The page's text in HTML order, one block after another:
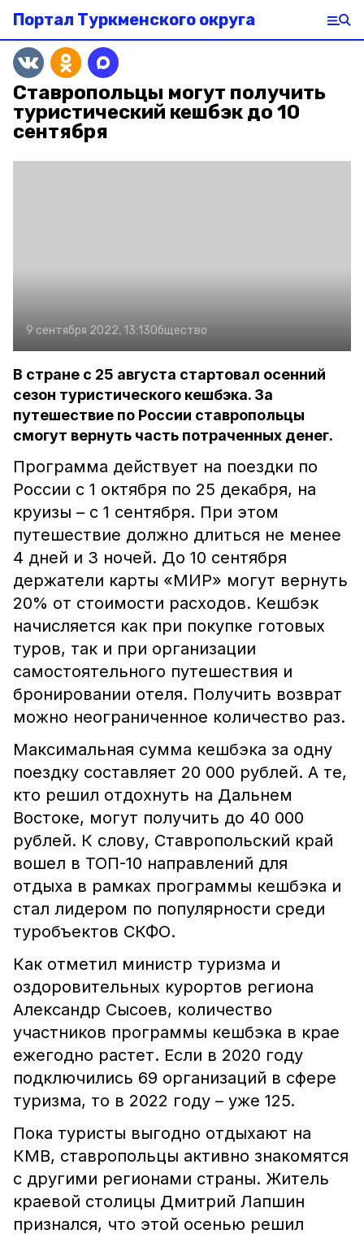
Портал Туркменского округа
Ставропольцы могут получить
туристический кешбэк до 10
сентября
9 сентября 2022, 13:13Общество
В стране с 25 августа стартовал осенний
сезон туристического кешбэка. За
путешествие по России ставропольцы
смогут вернуть часть потраченных денег.
Программа действует на поездки по
России с 1 октября по 25 декабря, на
круизы – с 1 сентября. При этом
путешествие должно длиться не менее
4 дней и 3 ночей. До 10 сентября
держатели карты «МИР» могут вернуть
20% от стоимости расходов. Кешбэк
начисляется как при покупке готовых
туров, так и при организации
самостоятельного путешествия и
бронировании отеля. Получить возврат
можно неограниченное количество раз.
Максимальная сумма кешбэка за одну
поездку составляет 20 000 рублей. А те,
кто решил отдохнуть на Дальнем
Востоке, могут получить до 40 000
рублей. К слову, Ставропольский край
вошел в ТОП-10 направлений для
отдыха в рамках программы кешбэка и
стал лидером по популярности среди
туробъектов СКФО.
Как отметил министр туризма и
оздоровительных курортов региона
Александр Сысоев, количество
участников программы кешбэка в крае
ежегодно растет. Если в 2020 году
подключились 69 организаций в сфере
туризма, то в 2022 году – уже 125.
Пока туристы выгодно отдыхают на
КМВ, ставропольцы активно знакомятся
с другими регионами страны. Житель
краевой столицы Дмитрий Лапшин
признался, что этой осенью решил